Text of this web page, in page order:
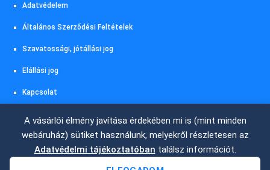
A vásárlói élmény javítása érdekében mi is (mint minden
webáruház) sütiket használunk, melyekről részletesen az
Adatvédelmi tájékoztatóban találsz információt.
Adatvédelem
Általános Szerződési Feltételek
Szavatossági, jótállási jog
Elállási jog
Kapcsolat
Szállítás és fizetés